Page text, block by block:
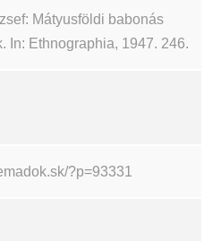
Mátyusföldi babonás
In: Ethnographia, 1947. 246.
?p=93331